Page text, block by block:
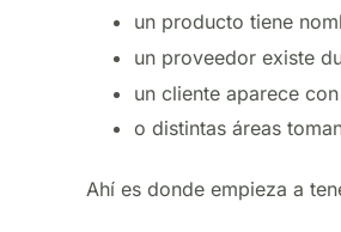
un producto tiene
un proveedor existe
un cliente aparece
o distintas áreas
Ahí es donde empieza a